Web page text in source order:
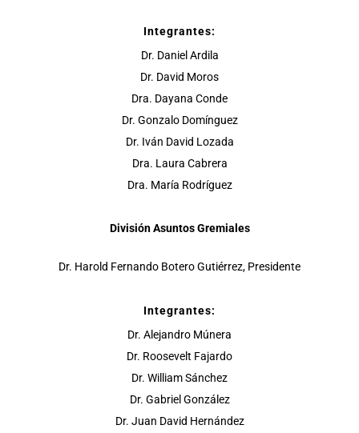
Integrantes:
Dr. Daniel Ardila
Dr. David Moros
Dra. Dayana Conde
Dr. Gonzalo Domínguez
Dr. Iván David Lozada
Dra. Laura Cabrera
Dra. María Rodríguez
División Asuntos Gremiales
Dr. Harold Fernando Botero Gutiérrez, Presidente
Integrantes:
Dr. Alejandro Múnera
Dr. Roosevelt Fajardo
Dr. William Sánchez
Dr. Gabriel González
Dr. Juan David Hernández